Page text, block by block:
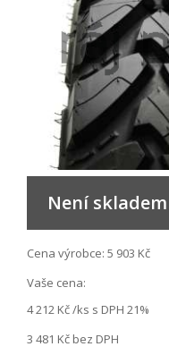
Není skladem
Cena výrobce: 5 903 Kč
Vaše cena:
4 212 Kč/ks s DPH 21%
3 481 Kč bez DPH